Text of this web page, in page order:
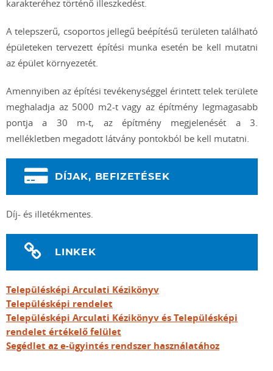
karakteréhez történő illeszkedést.
A telepszerű, csoportos jellegű beépítésű területen található
épületeken tervezett építési munka esetén be kell mutatni
az épület környezetét.
Amennyiben az építési tevékenységgel érintett telek területe
meghaladja az 5000 m2-t vagy az építmény legmagasabb
pontja a 30 m-t, az építmény megjelenését a 3.
mellékletben megadott látvány pontokból be kell mutatni.
DÍJAK, BEFIZETÉSEK
Díj- és illetékmentes.
LINKEK
Településképi Arculati Kézikönyv
Településképi rendelet
Településképi Arculati Kézikönyv és Településképi
rendelet értékelő felület
Segédlet az e-ügyintés rendszer használatához